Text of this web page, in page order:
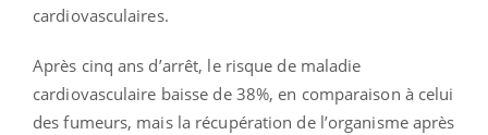
cardiovasculaires.
Après cinq ans d’arrêt, le risque de maladie
cardiovasculaire baisse de 38%, en comparaison à celui
des fumeurs, mais la récupération de l’organisme après